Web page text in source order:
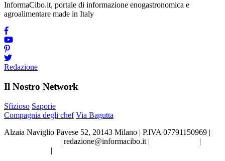
InformaCibo.it, portale di informazione enogastronomica e
agroalimentare made in Italy
Redazione
Il Nostro Network
Sfizioso Saporie
Compagnia degli chef Via Bagutta
Alzaia Naviglio Pavese 52, 20143 Milano | P.IVA 07791150969 |
| redazione@informacibo.it |
|
|